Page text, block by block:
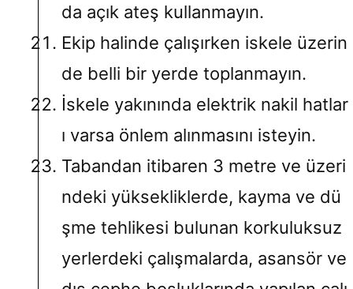
da açık ateş kullanmayın.
Ekip halinde çalışırken iskele üzerin
de belli bir yerde toplanmayın.
İskele yakınında elektrik nakil hatlar
ı varsa önlem alınmasını isteyin.
Tabandan itibaren 3 metre ve üzeri
ndeki yüksekliklerde, kayma ve dü
şme tehlikesi bulunan korkuluksuz
yerlerdeki çalışmalarda, asansör ve